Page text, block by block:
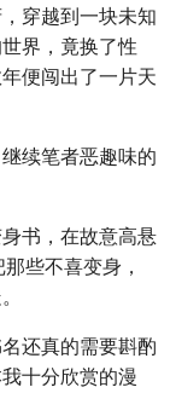
穿越到一块未知
界，竟换了性
便闯出了一片天
续笔者恶趣味的
书，在故意高悬
些不喜变身，
还真的需要斟酌
十分欣赏的漫